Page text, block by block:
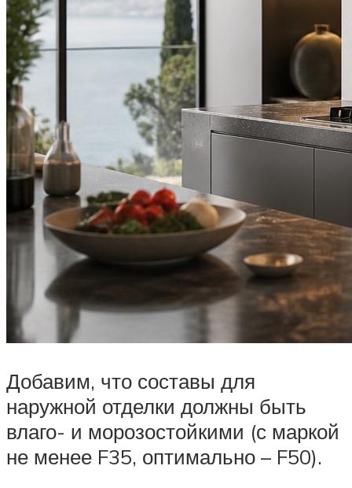
Добавим, что составы для
наружной отделки должны быть
влаго- и морозостойкими (с маркой
не менее F35, оптимально – F50).